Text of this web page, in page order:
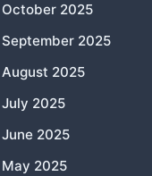
October 2025
September 2025
August 2025
July 2025
June 2025
May 2025